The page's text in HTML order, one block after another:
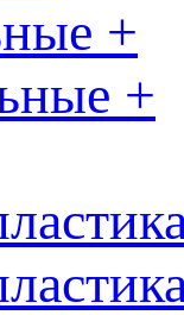
+
+